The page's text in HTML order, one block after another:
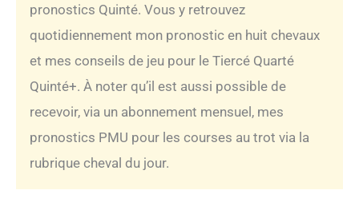
pronostics Quinté. Vous y retrouvez
quotidiennement mon pronostic en huit chevaux
et mes conseils de jeu pour le Tiercé Quarté
Quinté+. À noter qu’il est aussi possible de
recevoir, via un abonnement mensuel, mes
pronostics PMU pour les courses au trot via la
rubrique cheval du jour.